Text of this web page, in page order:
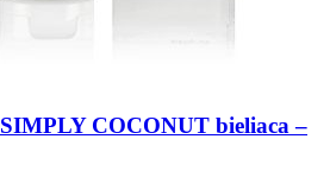
COCONUT bieliaca –